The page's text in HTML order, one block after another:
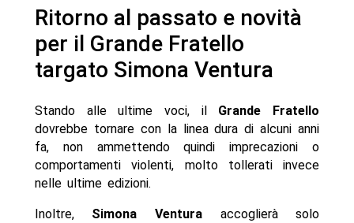
Ritorno al passato e novità
per il Grande Fratello
targato Simona Ventura
Stando alle ultime voci, ilGrande Fratello
dovrebbe tornare con la linea dura di alcuni anni
fa, non ammettendo quindi imprecazioni o
comportamenti violenti, molto tollerati invece
nelle ultime edizioni.
Inoltre, Simona Ventura accoglierà solo